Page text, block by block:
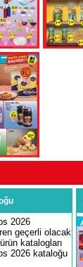
2026
geçerli olacak
katalogları
2026 kataloğu